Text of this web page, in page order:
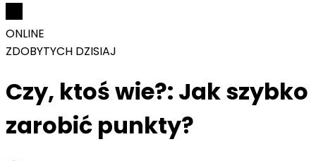
ONLINE
ZDOBYTYCH DZISIAJ
Czy, ktoś wie?: Jak szybko
zarobić punkty?